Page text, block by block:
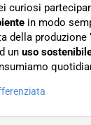
curiosi
in modo
della produzione
un uso